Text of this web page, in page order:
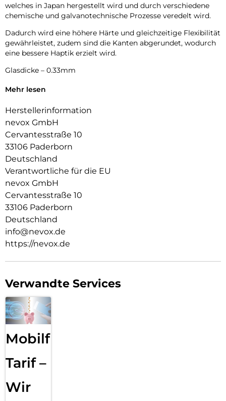
welches in Japan hergestellt wird und durch verschiedene
chemische und galvanotechnische Prozesse veredelt wird.
Dadurch wird eine höhere Härte und gleichzeitige Flexibilität
gewährleistet, zudem sind die Kanten abgerundet, wodurch
eine bessere Haptik erzielt wird.
Glasdicke – 0.33mm
Eckenradius – 2.5D
Mehr lesen
Herstellerinformation
nevox GmbH
Cervantesstraße 10
33106 Paderborn
Deutschland
Verantwortliche für die EU
nevox GmbH
Cervantesstraße 10
33106 Paderborn
Deutschland
info@nevox.de
https://nevox.de
Verwandte Services
Mobilfunk
Tarif –
Wir